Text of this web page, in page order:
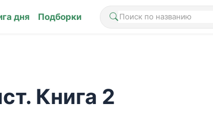
дня Подборки
Книга 2